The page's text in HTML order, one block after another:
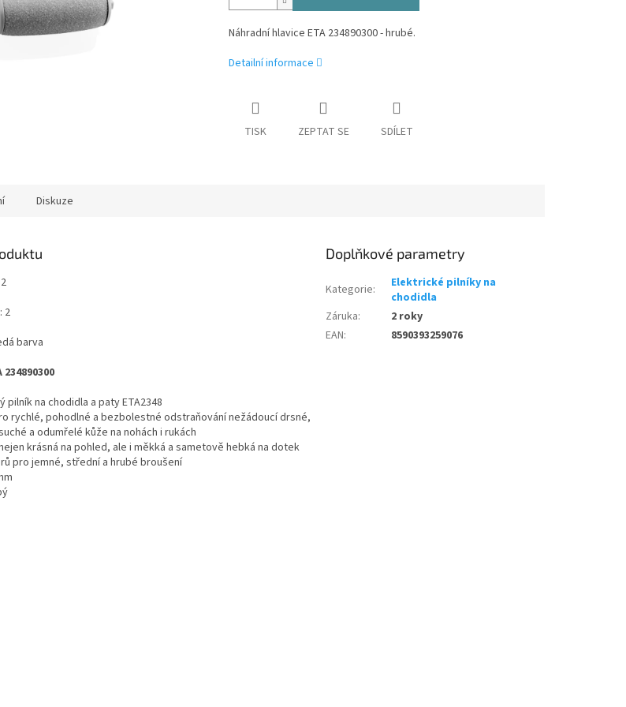
Náhradní hlavice ETA 234890300 - hrubé.
Detailní informace
TISK ZEPTAT SE SDÍLET
Diskuze
2
barva
na chodidla a paty ETA2348
rychlé, pohodlné a bezbolestné odstraňování nežádoucí drsné,
a odumřelé kůže na nohách i rukách
krásná na pohled, ale i měkká a sametově hebká na dotek
pro jemné, střední a hrubé broušení
Doplňkové parametry
Kategorie:
Elektrické pilníky na
chodidla
Záruka:
2 roky
EAN: 8590393259076